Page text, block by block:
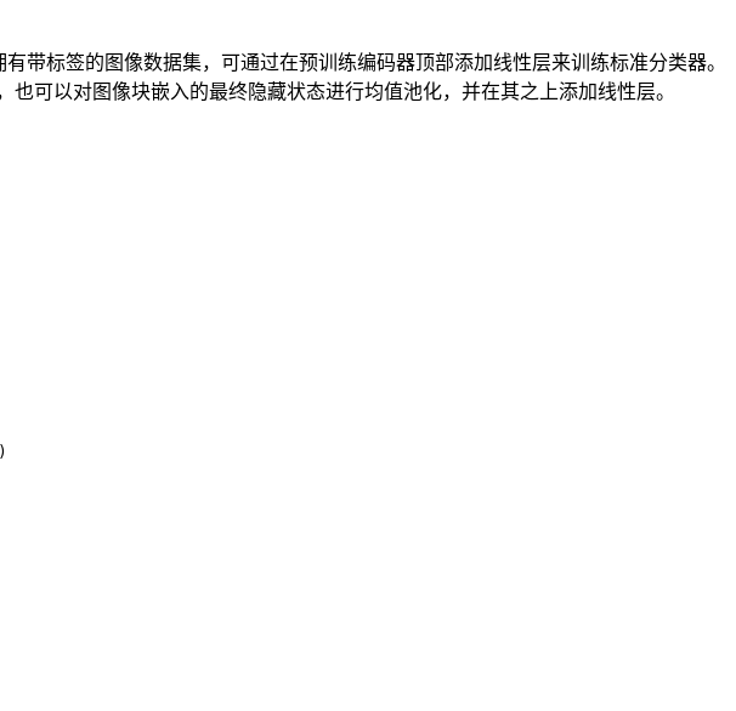
带标签的图像数据集，可通过在预训练编码器顶部添加线性层来训练标准分类器。
可以对图像块嵌入的最终隐藏状态进行均值池化，并在其之上添加线性层。